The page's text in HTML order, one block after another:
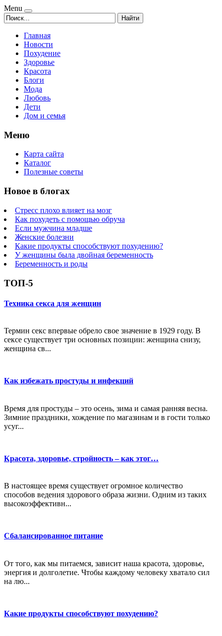
Menu
Найти
Главная
Новости
Похудение
Здоровье
Красота
Блоги
Мода
Любовь
Дети
Дом и семья
Меню
Карта сайта
Каталог
Полезные советы
Новое в блогах
Стресс плохо влияет на мозг
Как похудеть с помощью обруча
Если мужчина младше
Женские болезни
Какие продукты способствуют похудению?
У женщины была двойная беременность
Беременность и роды
ТОП-5
Техника секса для женщин
Термин секс впервые обрело свое значение в 1929 году. В
сексе существует три основных позиции: женщина снизу,
женщина св...
Как избежать простуды и инфекций
Время для простуды – это осень, зима и самая ранняя весна.
Зимние праздники, хождение по магазинам и в гости только
усуг...
Красота, здоровье, стройность – как этог…
В настоящее время существует огромное количество
способов ведения здорового образа жизни. Одним из таких
высокоэффективн...
Сбалансированное питание
От того, как мы питаемся, зависит наша красота, здоровье,
энергия и долголетие. Чтобы каждому человеку хватало сил
на лю...
Какие продукты способствуют похудению?